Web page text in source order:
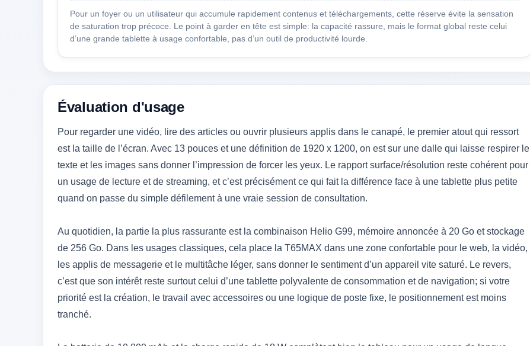
Pour un foyer ou un utilisateur qui accumule rapidement contenus et téléchargements, cette réserve évite la sensation
de saturation trop précoce. Le point à garder en tête est simple: la capacité rassure, mais le format global reste celui
d’une grande tablette à usage confortable, pas d’un outil de productivité lourde.
Évaluation d'usage
Pour regarder une vidéo, lire des articles ou ouvrir plusieurs applis dans le canapé, le premier atout qui ressort
est la taille de l’écran. Avec 13 pouces et une définition de 1920 x 1200, on est sur une dalle qui laisse respirer le
texte et les images sans donner l’impression de forcer les yeux. Le rapport surface/résolution reste cohérent pour
un usage de lecture et de streaming, et c’est précisément ce qui fait la différence face à une tablette plus petite
quand on passe du simple défilement à une vraie session de consultation.
Au quotidien, la partie la plus rassurante est la combinaison Helio G99, mémoire annoncée à 20 Go et stockage
de 256 Go. Dans les usages classiques, cela place la T65MAX dans une zone confortable pour le web, la vidéo,
les applis de messagerie et le multitâche léger, sans donner le sentiment d’un appareil vite saturé. Le revers,
c’est que son intérêt reste surtout celui d’une tablette polyvalente de consommation et de navigation; si votre
priorité est la création, le travail avec accessoires ou une logique de poste fixe, le positionnement est moins
tranché.